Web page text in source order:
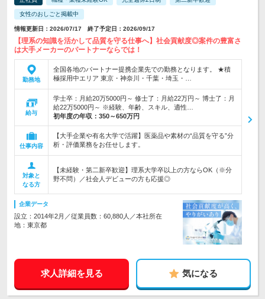
女性のおしごと掲載中
情報更新日：2026/07/17 終了予定日：2026/09/17
【理系の知識を活かして品質を守る仕事へ】社会貢献度◎案件の豊富さ
は大手メーカーのパートナーならでは！
勤務地
全国各地のパートナー提携企業先での勤務となります。 ★積
極採用中エリア 東京・神奈川・千葉・埼玉・…
給与
学士卒：月給20万5000円～ 修士了：月給22万円～ 博士了：月
給22万5000円～ ※経験、年齢、スキル、適性…
初年度の年収： 350～650万円
仕事内容
【大手企業や有名大学で活躍】医薬品や素材の“品質を守る”分
析・評価業務をお任せします。
対象と
なる方
【未経験・第二新卒歓迎】理系大学卒以上の方ならOK（※分
野不問）／社会人デビューの方も応援◎
企業データ
設立：2014年2月／従業員数：60,880人／本社所在
地：東京都
求人詳細を見る 気になる